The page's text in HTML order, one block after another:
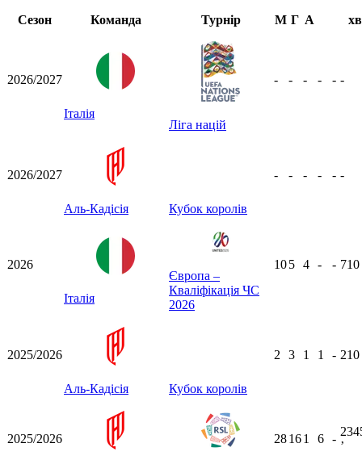
Сезон
Команда Турнір М Г А хв
2026/2027
Італія
Ліга націй
- - - - - -
2026/2027
Аль-Кадісія Кубок королів
- - - - - -
2026
Італія
Європа –
Кваліфікація ЧС
2026
105 4 - - 710
2025/2026
Аль-Кадісія Кубок королів
2 3 1 1 - 210
2025/2026 28161 6 -
ʼ